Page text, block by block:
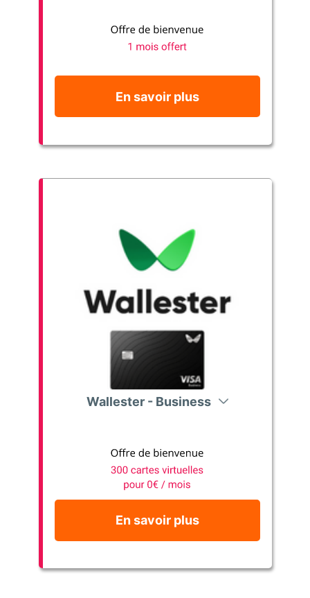
En savoir plus
Wallester - Business
En savoir plus